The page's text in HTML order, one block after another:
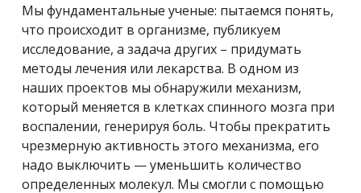
Мы фундаментальные ученые: пытаемся понять,
что происходит в организме, публикуем
исследование, а задача других – придумать
методы лечения или лекарства. В одном из
наших проектов мы обнаружили механизм,
который меняется в клетках спинного мозга при
воспалении, генерируя боль. Чтобы прекратить
чрезмерную активность этого механизма, его
надо выключить — уменьшить количество
определенных молекул. Мы смогли с помощью